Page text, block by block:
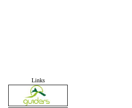
Links